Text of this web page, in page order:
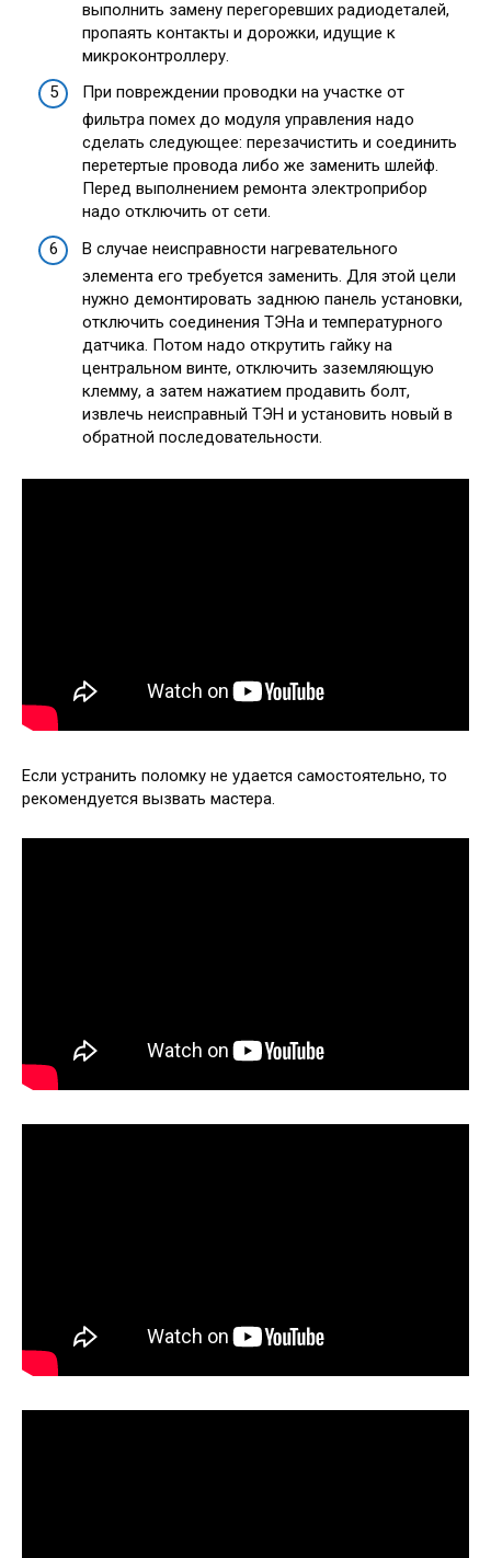
выполнить замену перегоревших радиодеталей,
пропаять контакты и дорожки, идущие к
микроконтроллеру.
При повреждении проводки на участке от
фильтра помех до модуля управления надо
сделать следующее: перезачистить и соединить
перетертые провода либо же заменить шлейф.
Перед выполнением ремонта электроприбор
надо отключить от сети.
В случае неисправности нагревательного
элемента его требуется заменить. Для этой цели
нужно демонтировать заднюю панель установки,
отключить соединения ТЭНа и температурного
датчика. Потом надо открутить гайку на
центральном винте, отключить заземляющую
клемму, а затем нажатием продавить болт,
извлечь неисправный ТЭН и установить новый в
обратной последовательности.
Если устранить поломку не удается самостоятельно, то
рекомендуется вызвать мастера.